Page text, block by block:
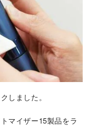
しました。
マイザー15製品をラ